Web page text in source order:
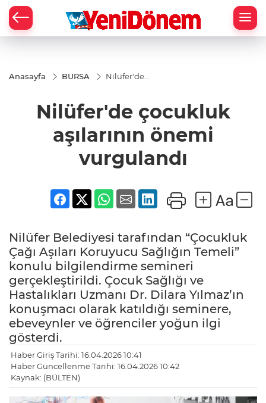
Anasayfa BURSA
Nilüfer'de
önemi
vurgulandı
Nilüfer'de çocukluk
aşılarının önemi
vurgulandı
Nilüfer Belediyesi tarafından “Çocukluk
Çağı Aşıları Koruyucu Sağlığın Temeli”
konulu bilgilendirme semineri
gerçekleştirildi. Çocuk Sağlığı ve
Hastalıkları Uzmanı Dr. Dilara Yılmaz’ın
konuşmacı olarak katıldığı seminere,
ebeveynler ve öğrenciler yoğun ilgi
gösterdi.
Haber Giriş Tarihi: 16.04.2026 10:41
Haber Güncellenme Tarihi: 16.04.2026 10:42
Kaynak: (BÜLTEN)